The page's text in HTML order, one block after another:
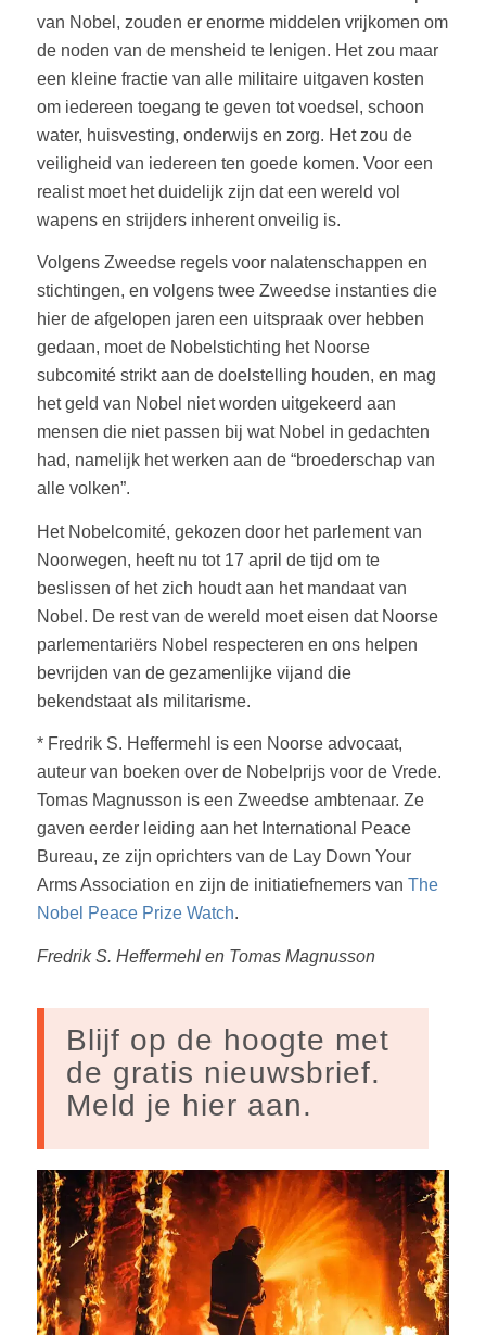
van Nobel, zouden er enorme middelen vrijkomen om
de noden van de mensheid te lenigen. Het zou maar
een kleine fractie van alle militaire uitgaven kosten
om iedereen toegang te geven tot voedsel, schoon
water, huisvesting, onderwijs en zorg. Het zou de
veiligheid van iedereen ten goede komen. Voor een
realist moet het duidelijk zijn dat een wereld vol
wapens en strijders inherent onveilig is.
Volgens Zweedse regels voor nalatenschappen en
stichtingen, en volgens twee Zweedse instanties die
hier de afgelopen jaren een uitspraak over hebben
gedaan, moet de Nobelstichting het Noorse
subcomité strikt aan de doelstelling houden, en mag
het geld van Nobel niet worden uitgekeerd aan
mensen die niet passen bij wat Nobel in gedachten
had, namelijk het werken aan de “broederschap van
alle volken”.
Het Nobelcomité, gekozen door het parlement van
Noorwegen, heeft nu tot 17 april de tijd om te
beslissen of het zich houdt aan het mandaat van
Nobel. De rest van de wereld moet eisen dat Noorse
parlementariërs Nobel respecteren en ons helpen
bevrijden van de gezamenlijke vijand die
bekendstaat als militarisme.
* Fredrik S. Heffermehl is een Noorse advocaat,
auteur van boeken over de Nobelprijs voor de Vrede.
Tomas Magnusson is een Zweedse ambtenaar. Ze
gaven eerder leiding aan het International Peace
Bureau, ze zijn oprichters van de Lay Down Your
Arms Association en zijn de initiatiefnemers van The
Nobel Peace Prize Watch.
Fredrik S. Heffermehl en Tomas Magnusson
Blijf op de hoogte met
de gratis nieuwsbrief.
Meld je hier aan.